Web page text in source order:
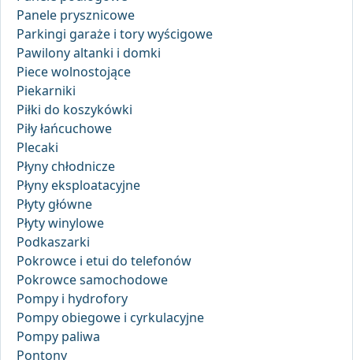
Panele prysznicowe
Parkingi garaże i tory wyścigowe
Pawilony altanki i domki
Piece wolnostojące
Piekarniki
Piłki do koszykówki
Piły łańcuchowe
Plecaki
Płyny chłodnicze
Płyny eksploatacyjne
Płyty główne
Płyty winylowe
Podkaszarki
Pokrowce i etui do telefonów
Pokrowce samochodowe
Pompy i hydrofory
Pompy obiegowe i cyrkulacyjne
Pompy paliwa
Pontony